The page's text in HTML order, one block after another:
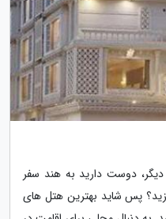
دوست دارید به هند سفر
پس شاید بهترین هتل های